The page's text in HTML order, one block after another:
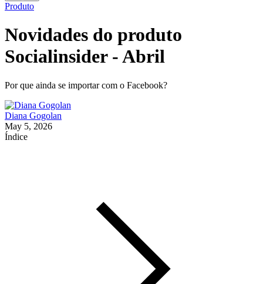
Produto
Novidades do produto
Socialinsider - Abril
Por que ainda se importar com o Facebook?
Diana Gogolan
May 5, 2026
Índice